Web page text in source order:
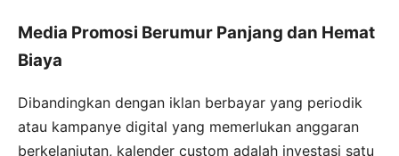
Media Promosi Berumur Panjang dan Hemat
Biaya
Dibandingkan dengan iklan berbayar yang periodik
atau kampanye digital yang memerlukan anggaran
berkelanjutan, kalender custom adalah investasi satu